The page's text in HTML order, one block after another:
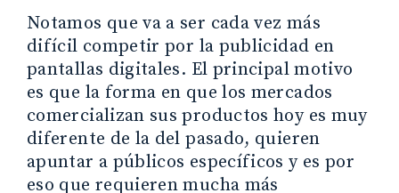
Notamos que va a ser cada vez más
difícil competir por la publicidad en
pantallas digitales. El principal motivo
es que la forma en que los mercados
comercializan sus productos hoy es muy
diferente de la del pasado, quieren
apuntar a públicos específicos y es por
eso que requieren mucha más